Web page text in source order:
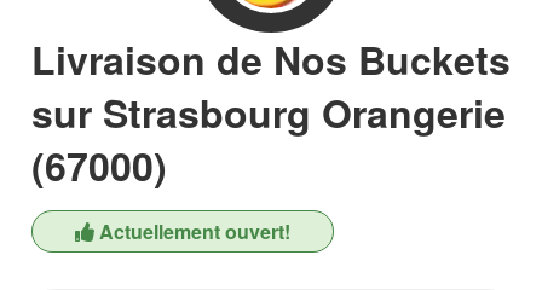
Livraison de Nos Buckets
sur Strasbourg Orangerie
(67000)
Actuellement ouvert!